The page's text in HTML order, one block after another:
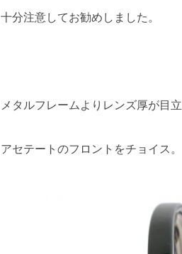
十分注意してお勧めしました。
メタルフレームよりレンズ厚が目
アセテートのフロントをチョイス。